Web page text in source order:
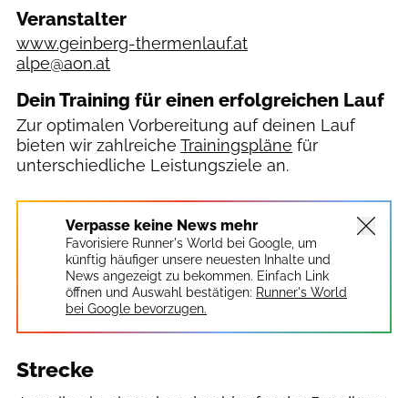
Veranstalter
www.geinberg-thermenlauf.at
alpe@aon.at
Dein Training für einen erfolgreichen Lauf
Zur optimalen Vorbereitung auf deinen Lauf
bieten wir zahlreiche Trainingspläne für
unterschiedliche Leistungsziele an.
Verpasse keine News mehr
Favorisiere Runner's World bei Google, um
künftig häufiger unsere neuesten Inhalte und
News angezeigt zu bekommen. Einfach Link
öffnen und Auswahl bestätigen: Runner's World
bei Google bevorzugen.
Strecke